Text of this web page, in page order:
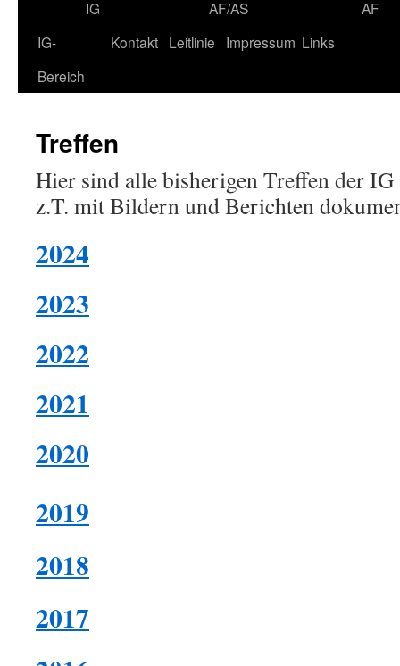
IG
AF/AS
AF
IG-
Bereich
Kontakt Leitlinie Impressum Links
Treffen
Hier sind alle bisherigen Treffen der
z.T. mit Bildern und Berichten
2024
2023
2022
2021
2020
2019
2018
2017